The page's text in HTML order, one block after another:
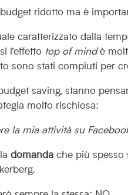
ridotto ma è
caratterizzato dalla
l’effetto top of mind è
sono stati compiuti per
saving, stanno
molto rischiosa:
la mia attività su
domanda che più